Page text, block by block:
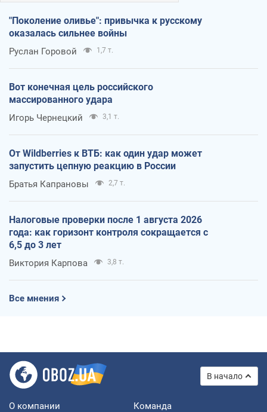
"Поколение оливье": привычка к русскому
оказалась сильнее войны
Руслан Горовой 1,7 т.
Вот конечная цель российского
массированного удара
Игорь Чернецкий 3,1 т.
От Wildberries к ВТБ: как один удар может
запустить цепную реакцию в России
Братья Капрановы 2,7 т.
Налоговые проверки после 1 августа 2026
года: как горизонт контроля сокращается с
6,5 до 3 лет
Виктория Карпова 3,8 т.
Все мнения
В начало
О компании Команда